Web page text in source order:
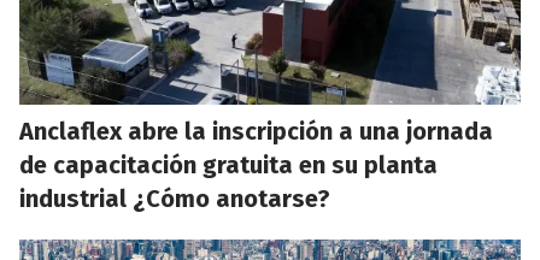
Anclaflex abre la inscripción a una jornada
de capacitación gratuita en su planta
industrial ¿Cómo anotarse?